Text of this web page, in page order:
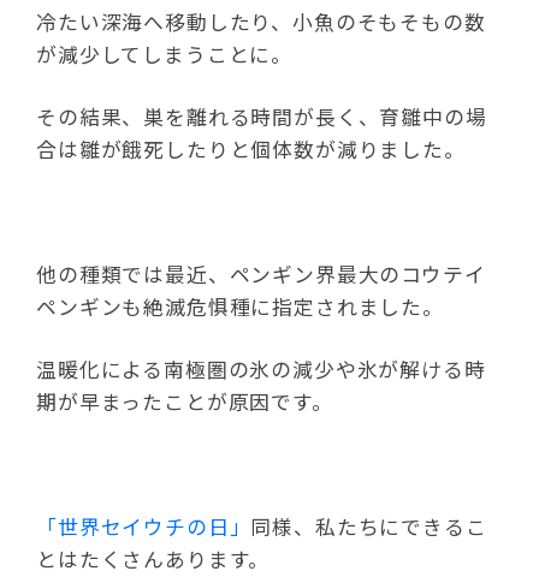
冷たい深海へ移動したり、小魚のそもそもの数
が減少してしまうことに。
その結果、巣を離れる時間が長く、育雛中の場
合は雛が餓死したりと個体数が減りました。
他の種類では最近、ペンギン界最大のコウテイ
ペンギンも絶滅危惧種に指定されました。
温暖化による南極圏の氷の減少や氷が解ける時
期が早まったことが原因です。
「世界セイウチの日」 同様、私たちにできるこ
とはたくさんあります。